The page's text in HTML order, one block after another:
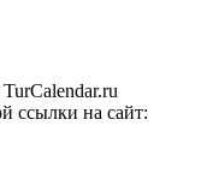
ссылки на сайт: